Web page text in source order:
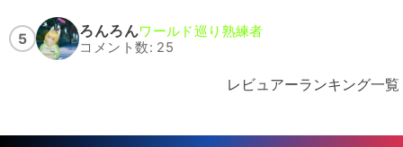
5 ろんろんワールド巡り熟練者
コメント数: 25
レビュアーランキング一覧